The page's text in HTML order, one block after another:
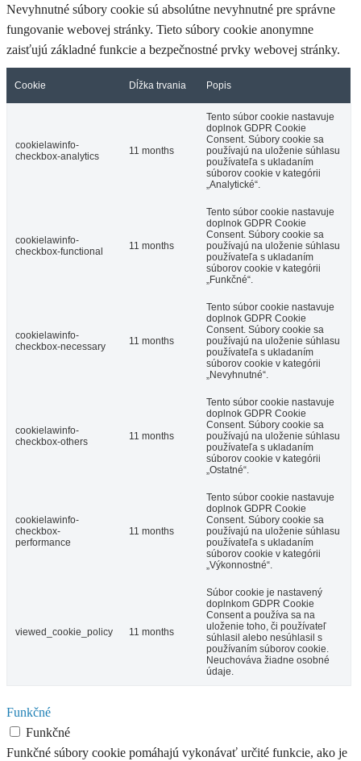
Nevyhnutné súbory cookie sú absolútne nevyhnutné pre správne
fungovanie webovej stránky. Tieto súbory cookie anonymne
zaisťujú základné funkcie a bezpečnostné prvky webovej stránky.
Cookie Dĺžka trvania Popis
cookielawinfo-
checkbox-analytics
11 months
Tento súbor cookie nastavuje
doplnok GDPR Cookie
Consent. Súbory cookie sa
používajú na uloženie súhlasu
používateľa s ukladaním
súborov cookie v kategórii
„Analytické“.
cookielawinfo-
checkbox-functional
11 months
Tento súbor cookie nastavuje
doplnok GDPR Cookie
Consent. Súbory cookie sa
používajú na uloženie súhlasu
používateľa s ukladaním
súborov cookie v kategórii
„Funkčné“.
cookielawinfo-
checkbox-necessary
11 months
Tento súbor cookie nastavuje
doplnok GDPR Cookie
Consent. Súbory cookie sa
používajú na uloženie súhlasu
používateľa s ukladaním
súborov cookie v kategórii
„Nevyhnutné“.
cookielawinfo-
checkbox-others
11 months
Tento súbor cookie nastavuje
doplnok GDPR Cookie
Consent. Súbory cookie sa
používajú na uloženie súhlasu
používateľa s ukladaním
súborov cookie v kategórii
„Ostatné“.
cookielawinfo-
checkbox-
performance
11 months
Tento súbor cookie nastavuje
doplnok GDPR Cookie
Consent. Súbory cookie sa
používajú na uloženie súhlasu
používateľa s ukladaním
súborov cookie v kategórii
„Výkonnostné“.
viewed_cookie_policy 11 months
Súbor cookie je nastavený
doplnkom GDPR Cookie
Consent a používa sa na
uloženie toho, či používateľ
súhlasil alebo nesúhlasil s
používaním súborov cookie.
Neuchováva žiadne osobné
údaje.
Funkčné
Funkčné
Funkčné súbory cookie pomáhajú vykonávať určité funkcie, ako je